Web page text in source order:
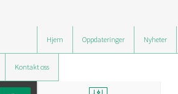
Hjem Oppdateringer Nyheter
Kontakt oss